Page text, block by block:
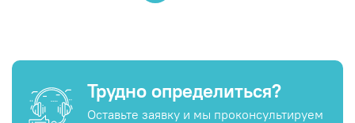
Трудно определиться?
Оставьте заявку и мы проконсультируем